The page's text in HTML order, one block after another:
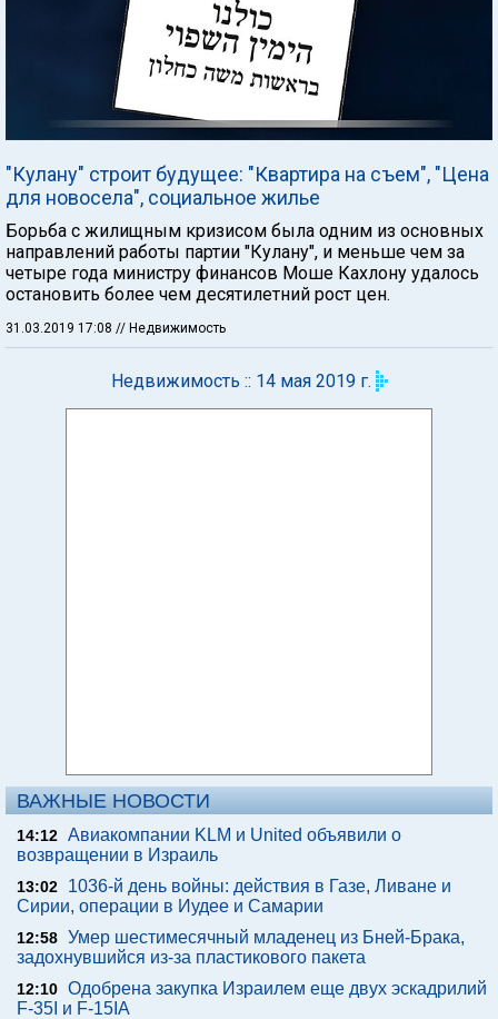
"Кулану" строит будущее: "Квартира на съем", "Цена
для новосела", социальное жилье
Борьба с жилищным кризисом была одним из основных
направлений работы партии "Кулану", и меньше чем за
четыре года министру финансов Моше Кахлону удалось
остановить более чем десятилетний рост цен.
31.03.2019 17:08 // Недвижимость
Недвижимость :: 14 мая 2019 г.
ВАЖНЫЕ НОВОСТИ
14:12 Авиакомпании KLM и United объявили о
возвращении в Израиль
13:02
1036-й день войны: действия в Газе, Ливане и
Сирии, операции в Иудее и Самарии
12:58 Умер шестимесячный младенец из Бней-Брака,
задохнувшийся из-за пластикового пакета
12:10 Одобрена закупка Израилем еще двух эскадрилий
F-35I и F-15IA